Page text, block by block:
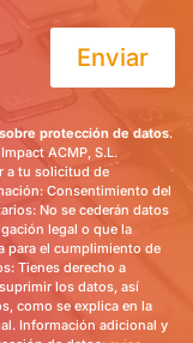
Enviar
protección de datos.
ACMP, S.L.
a tu solicitud de
Consentimiento del
No se cederán datos
legal o que la
para el cumplimiento de
Tienes derecho a
los datos, así
como se explica en la
Información adicional y